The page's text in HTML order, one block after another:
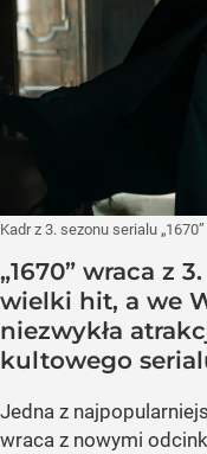
Kadr z 3. sezonu serialu „1670”
„1670” wraca z
wielki hit, a we
niezwykła
kultowego
Jedna z
wraca z nowymi